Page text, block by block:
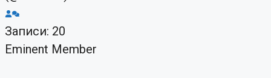
Записи: 20
Eminent Member